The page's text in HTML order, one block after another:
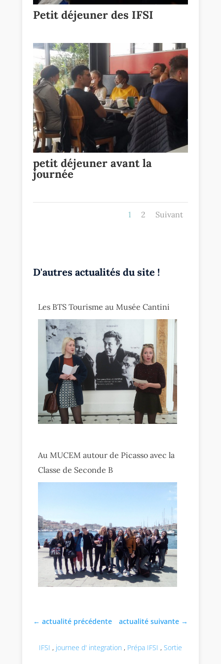
Petit déjeuner des IFSI
petit déjeuner avant la
journée
1 2 Suivant
D'autres actualités du site !
Les BTS Tourisme au Musée Cantini
Au MUCEM autour de Picasso avec la
Classe de Seconde B
←actualité précédente actualité suivante→
IFSI , journee d' integration , Prépa IFSI , Sortie